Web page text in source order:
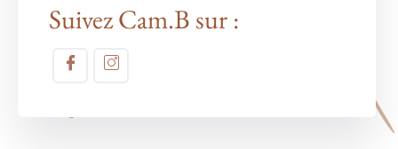
Suivez Cam.B sur :